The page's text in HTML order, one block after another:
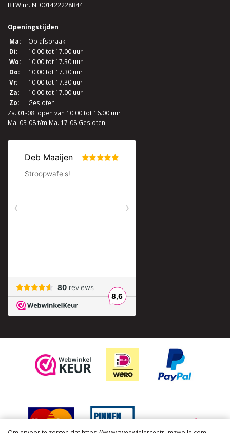
BTW nr. NL001422228B44
Openingstijden
Ma:
Op afspraak
Di:
10.00 tot 17.00 uur
Wo:
10.00 tot 17.30 uur
Do:
10.00 tot 17.30 uur
Vr:
10.00 tot 17.30 uur
Za:
10.00 tot 17.00 uur
Zo:
Gesloten
Za. 01-08 open van 10.00 tot 16.00 uur
Ma. 03-08 t/m Ma. 17-08 Gesloten